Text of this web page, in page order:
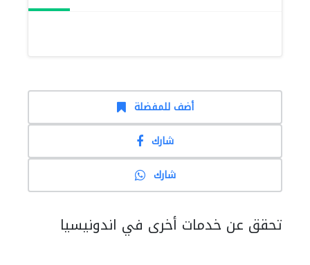
أضف للمفضلة
شارك
شارك
تحقق عن خدمات أخرى في اندونيسيا